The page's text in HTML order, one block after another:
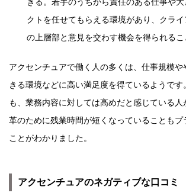
クトを任せてもらえる環境があり、クラ
の上層部と意見を交わす機会を得られるこ
アクセンチュアで働く人の多くは、仕事規模
きる環境などに高い満足度を得ているようです
も、業務内容に対しては高めだと感じている人
革のために残業時間が短くなっていることもプ
ことがわかりました。
アクセンチュアのネガティブな口コミ